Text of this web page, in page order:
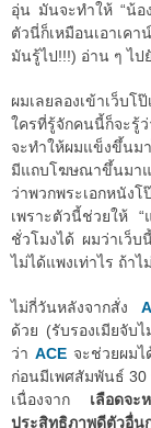
อุ่น มันจะทำให้ “น้
ตัวนี่ก็เหมือนเอาเค
มันรู้ไป!!!) อ่าน ๆ ไป
ผมเลยลองเข้าเว็บ
ใครที่รู้จักคนนี้ก็จะรู้
จะทำให้ผมแข็งขึ้นม
มีแถบโฆษณาขึ้นมาแ
ว่าพวกพระเอกหนัง
เพราะตัวนี้ช่วยให้
ชั่วโมงได้ ผมว่าเว็บ
ไม่ได้แพงเท่าไร ถ้าไ
ไม่กี่วันหลังจากสั่ง
ด้วย (รับรองเมียจับ
ว่า ACEจะช่วยผมไ
ก่อนมีเพศสัมพันธ์
เนื่องจาก เลือดจ
ประสิทธิภาพดีตัวอื่นก